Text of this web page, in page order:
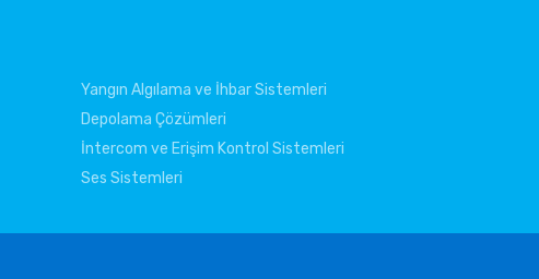
Yangın Algılama ve İhbar Sistemleri
Depolama Çözümleri
İntercom ve Erişim Kontrol Sistemleri
Ses Sistemleri